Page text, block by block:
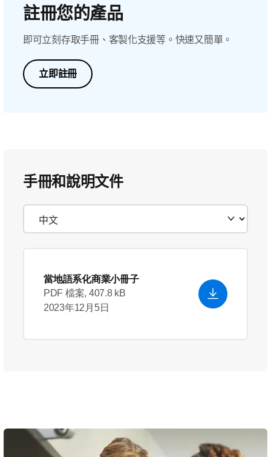
註冊您的產品
即可立刻存取手冊、客製化支援等。快速又簡單。
立即註冊
手冊和說明文件
當地語系化商業小冊子
PDF 檔案, 407.8 kB
2023年12月5日